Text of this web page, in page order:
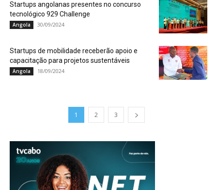
Startups angolanas presentes no concurso
tecnológico 929 Challenge
Angola 30/09/2024
Startups de mobilidade receberão apoio e
capacitação para projetos sustentáveis
Angola 18/09/2024
1 2 3